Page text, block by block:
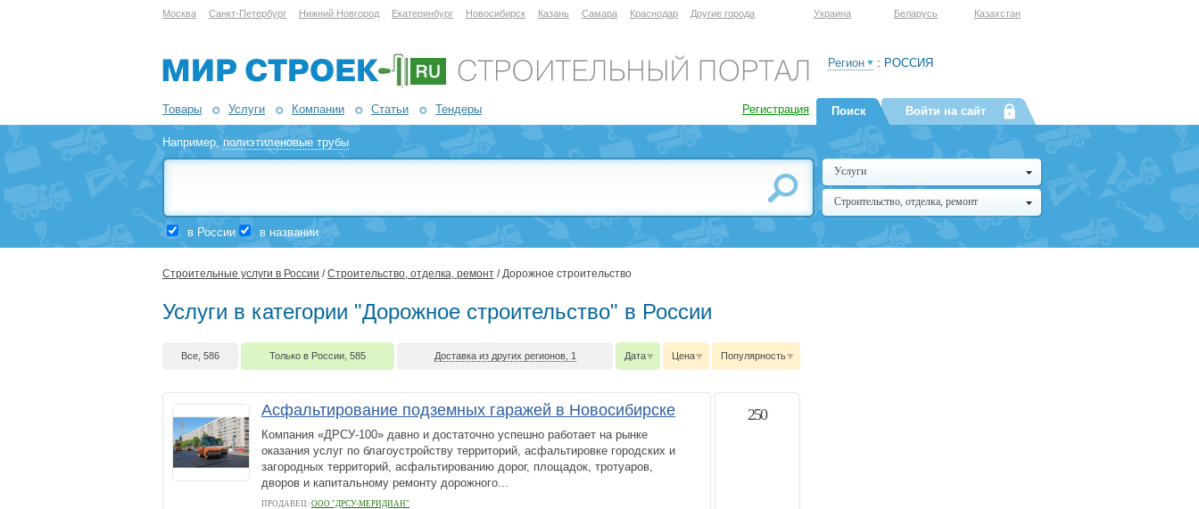
Москва Санкт-Петербург Нижний Новгород Екатеринбург Новосибирск Казань Самара Краснодар Другие города Украина Беларусь Казахстан
Товары Услуги Компании Статьи Тендеры Регистрация
Регион : РОССИЯ
Например,полиэтиленовые трубы
в России в названии
Поиск Войти на сайт
Услуги
Строительство, отделка, ремонт
Строительные услуги в России /Строительство, отделка, ремонт / Дорожное строительство
Услуги в категории "Дорожное строительство" в России
Все, 586 Только в России, 585 Доставка из других регионов, 1 Дата Цена Популярность
Асфальтирование подземных гаражей в Новосибирске
Компания «ДРСУ-100» давно и достаточно успешно работает на рынке
оказания услуг по благоустройству территорий, асфальтировке городских и
загородных территорий, асфальтированию дорог, площадок, тротуаров,
дворов и капитальному ремонту дорожного...
ПРОДАВЕЦ: ООО "ДРСУ-МЕРИДИАН"
250